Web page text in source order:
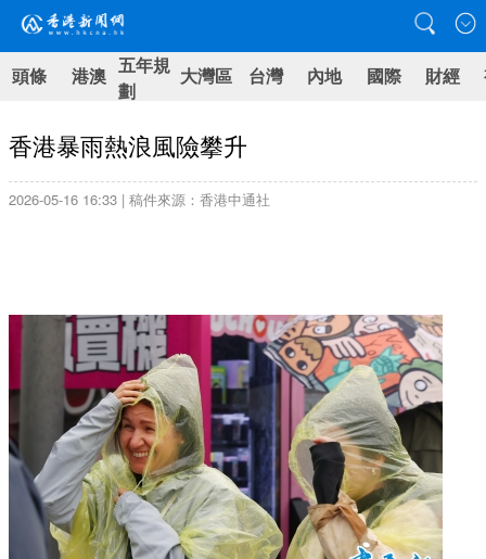
頭條 港澳 五年規
劃
大灣區 台灣 內地 國際 財經
香港暴雨熱浪風險攀升
2026-05-16 16:33 | 稿件來源：香港中通社